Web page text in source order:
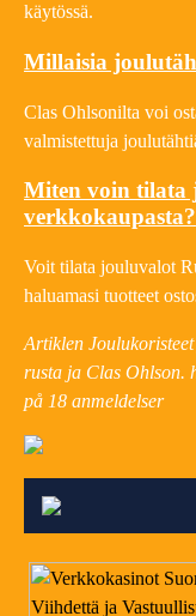
käytössä.
Millaisia
Clas Ohlsonilta voi
valmistettuja
Miten voin tilata
verkkokaupasta?
Voit tilata jouluvalot
haluamasi tuotteet
Artiklen
rusta ja Clas Ohlson.
på 18 anmeldelser